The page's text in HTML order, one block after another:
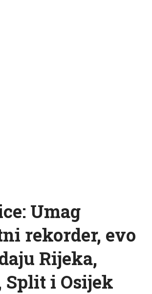
Umag
rekorder, evo
Rijeka,
Split i Osijek